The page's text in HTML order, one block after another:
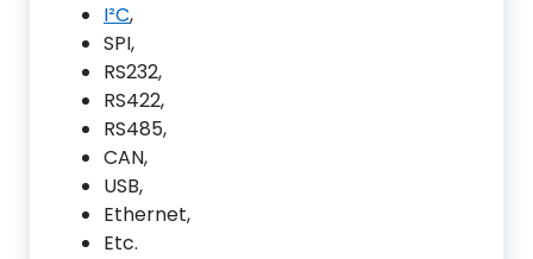
I²C,
SPI,
RS232,
RS422,
RS485,
CAN,
USB,
Ethernet,
Etc.